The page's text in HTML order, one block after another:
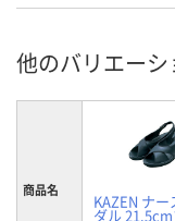
他のバリエーシ
商品名
KAZEN ナー
ダル